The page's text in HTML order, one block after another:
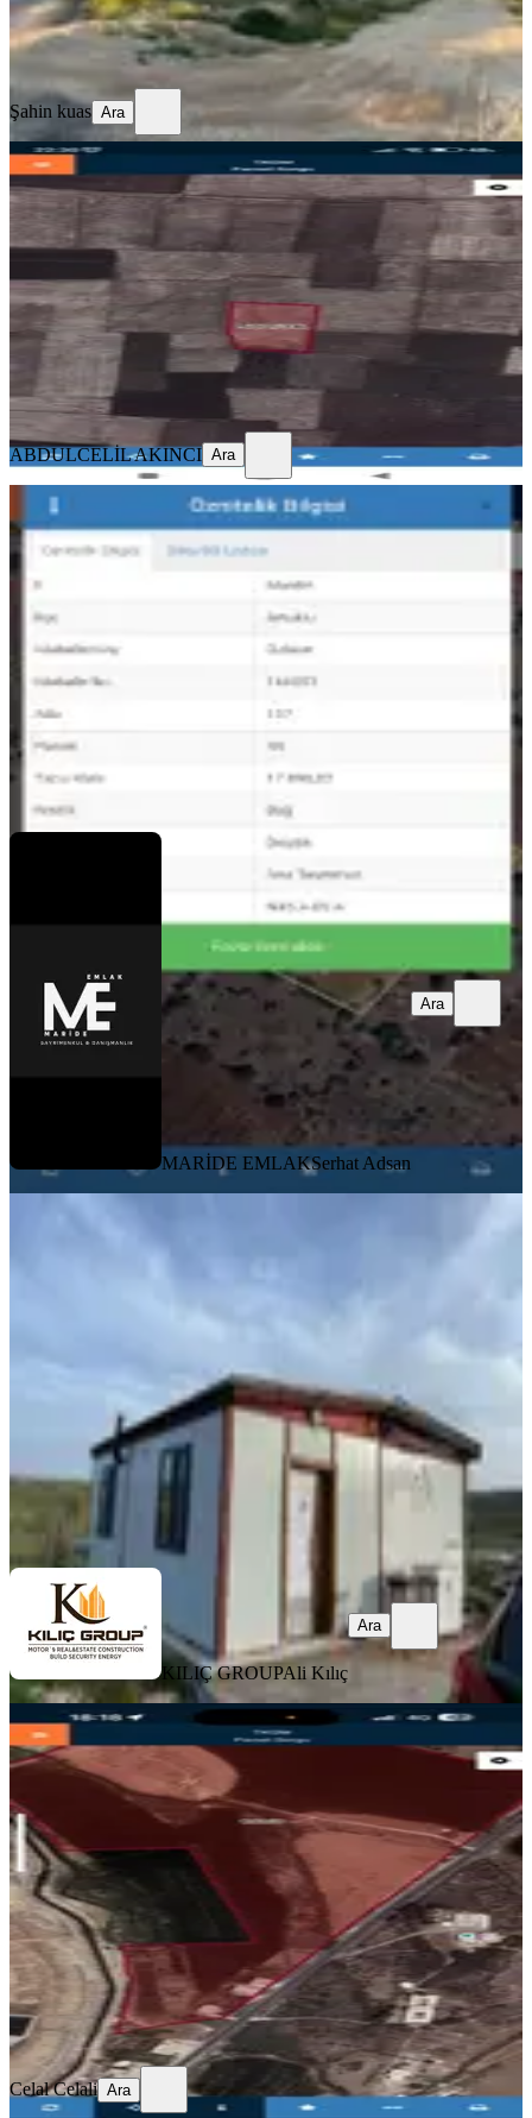
Şahin kuas
Şahin kuas Ara
YOLA YAKIN
Matiat Arkası İmara Sıfır Tarla
Mardin, Midyat
6808 m²
Elektrik Hattı ·30.07.2026
21.500 ₺
ABDULCELİL AKINCI
Ara
ABDULCELİL AKINCI Ara
Maride Emlak'tan Satılık Bağ
MARİDE EMLAK
Ara
MARİDE EMLAKSerhat Adsan
Ara
De Yatırımlık Bağ Evi
7.000.000 ₺
KILIÇ GROUP Ali Kılıç
Ara
KILIÇ GROUPAli Kılıç
Ara
YOLA YAKIN
Üniversite Altında Yatırımlık Arsa
Villa Ve Apartman Yapımına
Uygundur
1000 m²· Arıtma, Doğalgaz 2.500/m² ·
24.07.2026
2.500.000 ₺
Celal Celali
Ara
Celal Celali Ara